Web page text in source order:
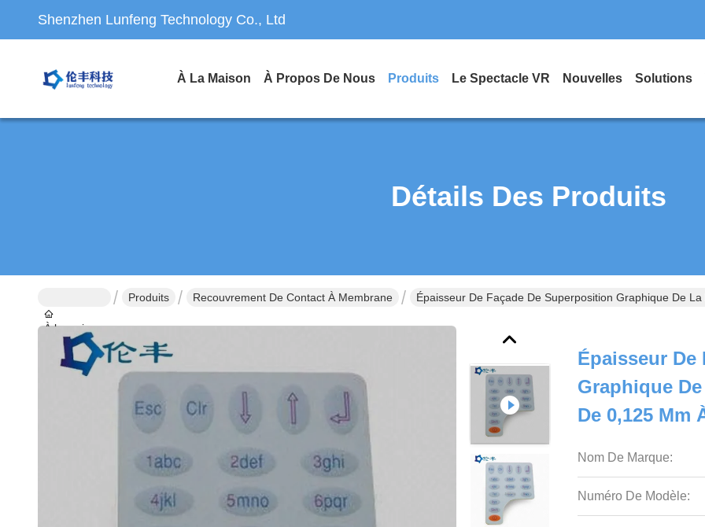
Shenzhen Lunfeng Technology Co., Ltd
À La Maison À Propos De Nous Produits Le Spectacle VR Nouvelles Solutions
Détails Des Produits
À la maison
Produits Recouvrement De Contact À Membrane Épaisseur De Façade De Superposition Graphique De
Épaisseur De
Graphique
De 0,125 Mm
Nom De Marque:
Numéro De Modèle: